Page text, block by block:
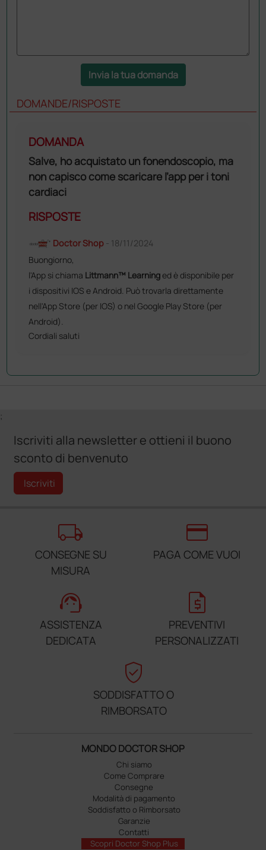
Invia la tua domanda
DOMANDE/RISPOSTE
DOMANDA
Salve, ho acquistato un fonendoscopio, ma
non capisco come scaricare l’app per i toni
cardiaci
RISPOSTE
Doctor Shop- 18/11/2024
Buongiorno,
l'App si chiama Littmann™ Learninged è disponibile per
i dispositivi IOS e Android. Può trovarla direttamente
nell'App Store (per IOS) o nel Google Play Store (per
Android).
Cordiali saluti
;
Iscriviti alla newsletter e ottieni il buono
sconto di benvenuto
Iscriviti
local_shipping
CONSEGNE SU
MISURA
credit_card
PAGA COME VUOI
support_agent
ASSISTENZA
DEDICATA
request_quote
PREVENTIVI
PERSONALIZZATI
verified_user
SODDISFATTO O
RIMBORSATO
MONDO DOCTOR SHOP
Chi siamo
Come Comprare
Consegne
Modalità di pagamento
Soddisfatto o Rimborsato
Garanzie
Contatti
Scopri Doctor Shop Plus